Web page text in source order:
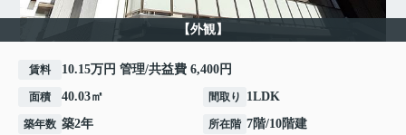
【外観】
賃料 10.15万円 管理/共益費 6,400円
面積 40.03㎡ 間取り 1LDK
築年数 築2年 所在階 7階/10階建